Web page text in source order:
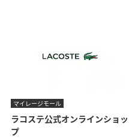
マイレージモール
ラコステ公式オンラインショッ
プ